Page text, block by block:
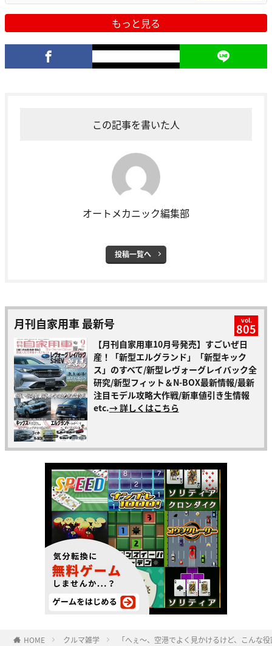
もっと見る
この記事を書いた人
オートメカニック編集部
投稿一覧へ
月刊自家用車 最新号 vol.
805
【月刊自家用車10月号発売】すごいぜ日
産！「新型エルグランド」「新型キック
ス」のすべて/新型レヴォーグレイバック全
研究/新型フィット＆N-BOX最新情報/最新
注目モデル攻略大作戦/新車値引き生情報
etc.→ 詳しくはこちら
HOME クルマ雑学 「へぇ〜、空港でよく見かけるけど、こん